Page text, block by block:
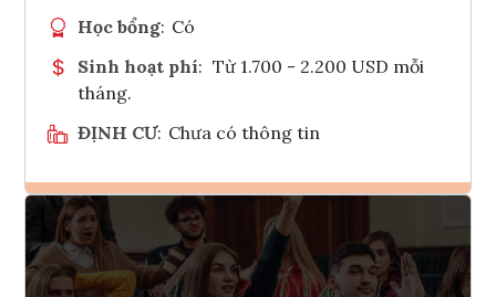
Học bổng: Có
Sinh hoạt phí: Từ 1.700 - 2.200 USD mỗi
tháng.
ĐỊNH CƯ: Chưa có thông tin
Ghi danh
Tham vấn Interlink